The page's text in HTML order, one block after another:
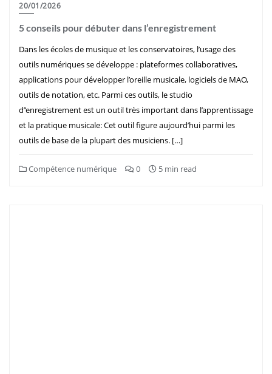
20/01/2026
5 conseils pour débuter dans l’enregistrement
Dans les écoles de musique et les conservatoires, l’usage des
outils numériques se développe : plateformes collaboratives,
applications pour développer l’oreille musicale, logiciels de MAO,
outils de notation, etc. Parmi ces outils, le studio
d’’enregistrement est un outil très important dans l’apprentissage
et la pratique musicale: Cet outil figure aujourd’hui parmi les
outils de base de la plupart des musiciens. […]
Compétence numérique 0 5 min read